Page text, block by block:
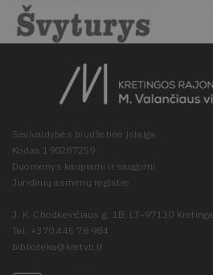
Savivaldybės biudžetinė įstaiga
Kodas 190287259
Duomenys kaupiami ir saugomi
Juridinių asmenų registre
J. K. Chodkevičiaus g. 1B, LT–97130 Kretinga
Tel. +370 445 78 984
biblioteka@kretvb.lt